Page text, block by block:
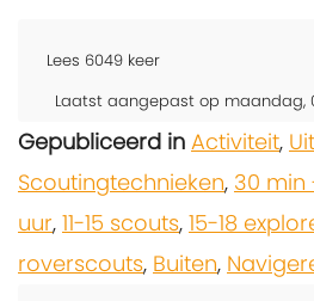
Lees 6049 keer
Laatst aangepast op maandag,
Gepubliceerd in Activiteit,
Scoutingtechnieken, 30 min
uur, 11-15 scouts, 15-18
roverscouts, Buiten,